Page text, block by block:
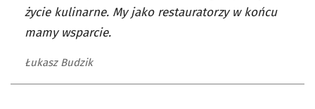
życie kulinarne. My jako restauratorzy w końcu
mamy wsparcie.
Łukasz Budzik